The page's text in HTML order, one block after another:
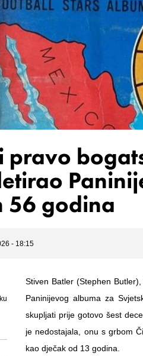
pravo
56 godina
- 18:15
Stiven Batler (Stephen
Paninijevog albuma za
skupljati prije gotovo šest
je nedostajala, onu s grbom
kao dječak od 13 godina.